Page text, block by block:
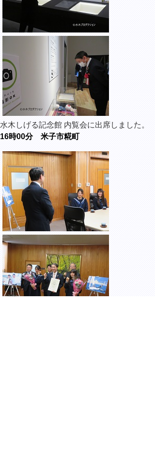
水木しげる記念館 内覧会に出席しました。
16時00分 米子市糀町